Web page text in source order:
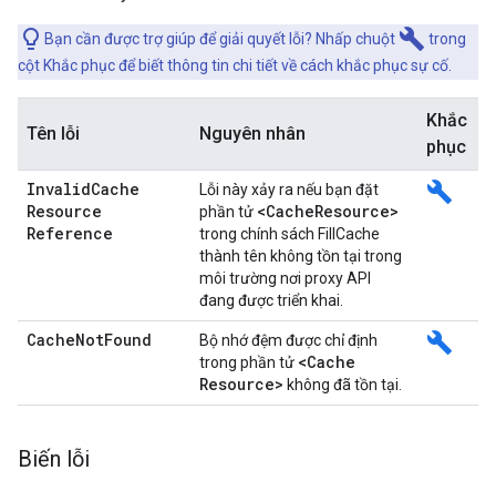
Bạn cần được trợ giúp để giải quyết lỗi? Nhấp chuột build trong
cột Khắc phục để biết thông tin chi tiết về cách khắc phục sự cố.
Tên lỗi Nguyên nhân
Khắc
phục
InvalidCache
Resource
Reference
Lỗi này xảy ra nếu bạn đặt
phần tử <CacheResource>
trong chính sách FillCache
thành tên không tồn tại trong
môi trường nơi proxy API
đang được triển khai.
build
CacheNotFound
Bộ nhớ đệm được chỉ định
trong phần tử <Cache
Resource> không đã tồn tại.
build
Biến lỗi